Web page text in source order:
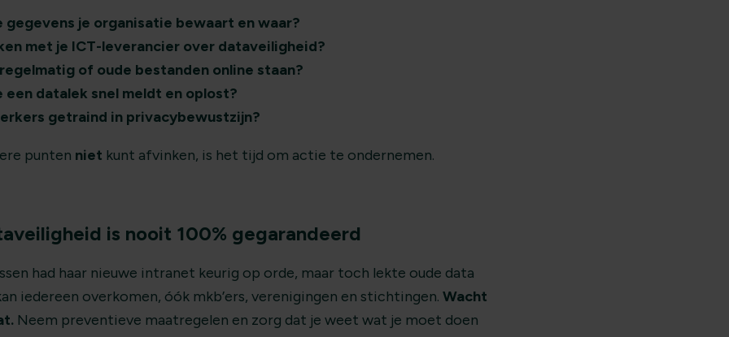
gegevens je organisatie bewaart en waar?
met je ICT-leverancier over dataveiligheid?
of oude bestanden online staan?
een datalek snel meldt en oplost?
getraind in privacybewustzijn?
punten niet kunt afvinken, is het tijd om actie te ondernemen.
is nooit 100% gegarandeerd
had haar nieuwe intranet keurig op orde, maar toch lekte oude data
iedereen overkomen, óók mkb’ers, verenigingen en stichtingen. Wacht
Neem preventieve maatregelen en zorg dat je weet wat je moet doen